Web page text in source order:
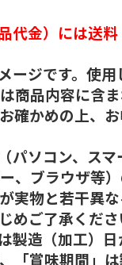
代金）には送
ージです。使
商品内容に含
確かめの上、
パソコン、スマ
、ブラウザ等
実物と若干異
めご了承くださ
製造（加工）
「賞味期間」は